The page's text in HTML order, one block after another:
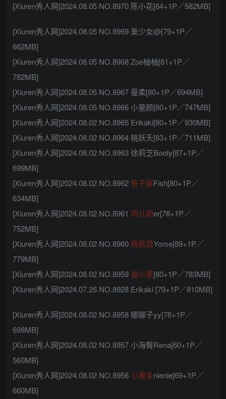
[Xiuren秀人网]2024.08.05 NO.8970 陈小花[64+1P／582MB]
[Xiuren秀人网]2024.08.05 NO.8969 美少女@[79+1P／
662MB]
[Xiuren秀人网]2024.08.05 NO.8968 Zoe柚柚[81+1P／
782MB]
[Xiuren秀人网]2024.08.05 NO.8967 曼柔[80+1P／694MB]
[Xiuren秀人网]2024.08.05 NO.8966 小童颜[80+1P／747MB]
[Xiuren秀人网]2024.08.02 NO.8965 Erikaki[80+1P／930MB]
[Xiuren秀人网]2024.08.02 NO.8964 桃妖夭[83+1P／711MB]
[Xiuren秀人网]2024.08.02 NO.8963 徐莉芝Booty[87+1P／
699MB]
[Xiuren秀人网]2024.08.02 NO.8962 鱼子酱Fish[80+1P／
634MB]
[Xiuren秀人网]2024.08.02 NO.8961 玥儿玥er[78+1P／
752MB]
[Xiuren秀人网]2024.08.02 NO.8960杨晨晨Yome[89+1P／
779MB]
[Xiuren秀人网]2024.08.02 NO.8959谢小蒽[80+1P／783MB]
[Xiuren秀人网]2024.07.26 NO.8928 Erikaki [79+1P／810MB]
[Xiuren秀人网]2024.08.02 NO.8958 娜娜子yy[78+1P／
698MB]
[Xiuren秀人网]2024.08.02 NO.8957 小海臀Rena[60+1P／
560MB]
[Xiuren秀人网]2024.08.02 NO.8956小薯条nienie[69+1P／
660MB]